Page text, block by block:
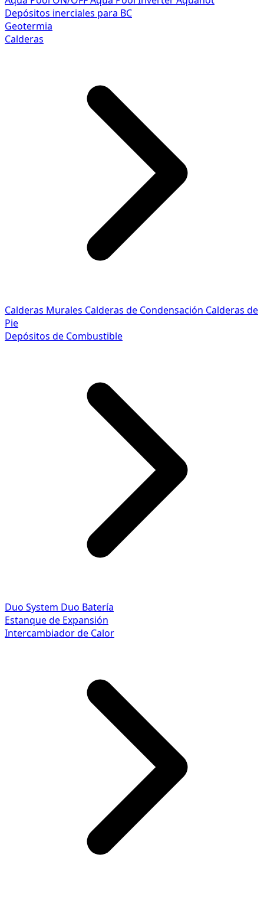
Depósitos inerciales para BC
Geotermia
Calderas
Calderas Murales Calderas de Condensación Calderas de
Pie
Depósitos de Combustible
Duo System Duo Batería
Estanque de Expansión
Intercambiador de Calor